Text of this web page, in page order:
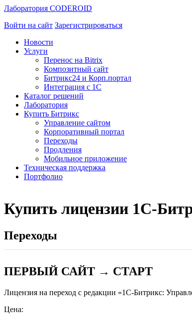
Лаборатория CODEROID
Войти на сайт Зарегистрироваться
Новости
Услуги
Перенос на Bitrix
Композитный сайт
Битрикс24 и Корп.портал
Интеграция с 1С
Каталог решений
Лаборатория
Купить Битрикс
Управление сайтом
Корпоративный портал
Переходы
Продления
Мобильное приложение
Техническая поддержка
Портфолио
Купить лицензии 1С-
Переходы
ПЕРВЫЙ САЙТ → СТАРТ
Лицензия на переход с редакции «1С-Битрикс:
Цена: